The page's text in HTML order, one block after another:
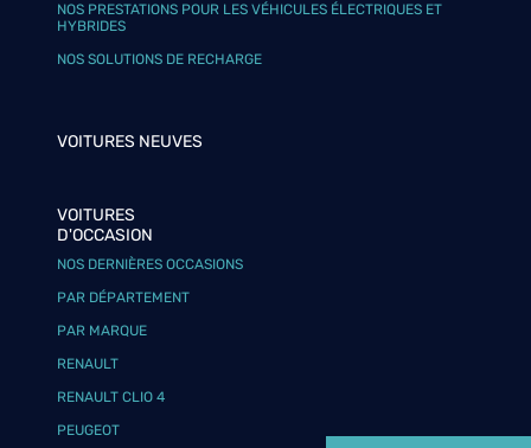
NOS PRESTATIONS POUR LES VÉHICULES ÉLECTRIQUES ET
HYBRIDES
NOS SOLUTIONS DE RECHARGE
VOITURES NEUVES
VOITURES
D'OCCASION
NOS DERNIÈRES OCCASIONS
PAR DÉPARTEMENT
PAR MARQUE
RENAULT
RENAULT CLIO 4
PEUGEOT